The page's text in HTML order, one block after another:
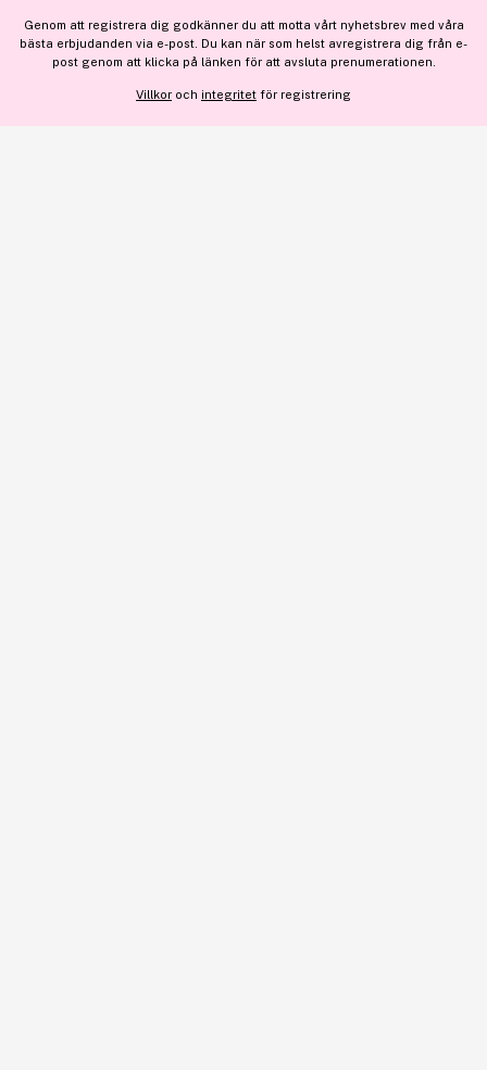
VISA DETALJER
Genom att registrera dig godkänner du att motta vårt nyhetsbrev med våra
bästa erbjudanden via e-post. Du kan när som helst avregistrera dig från e-
post genom att klicka på länken för att avsluta prenumerationen.
Villkor och integritet för registrering